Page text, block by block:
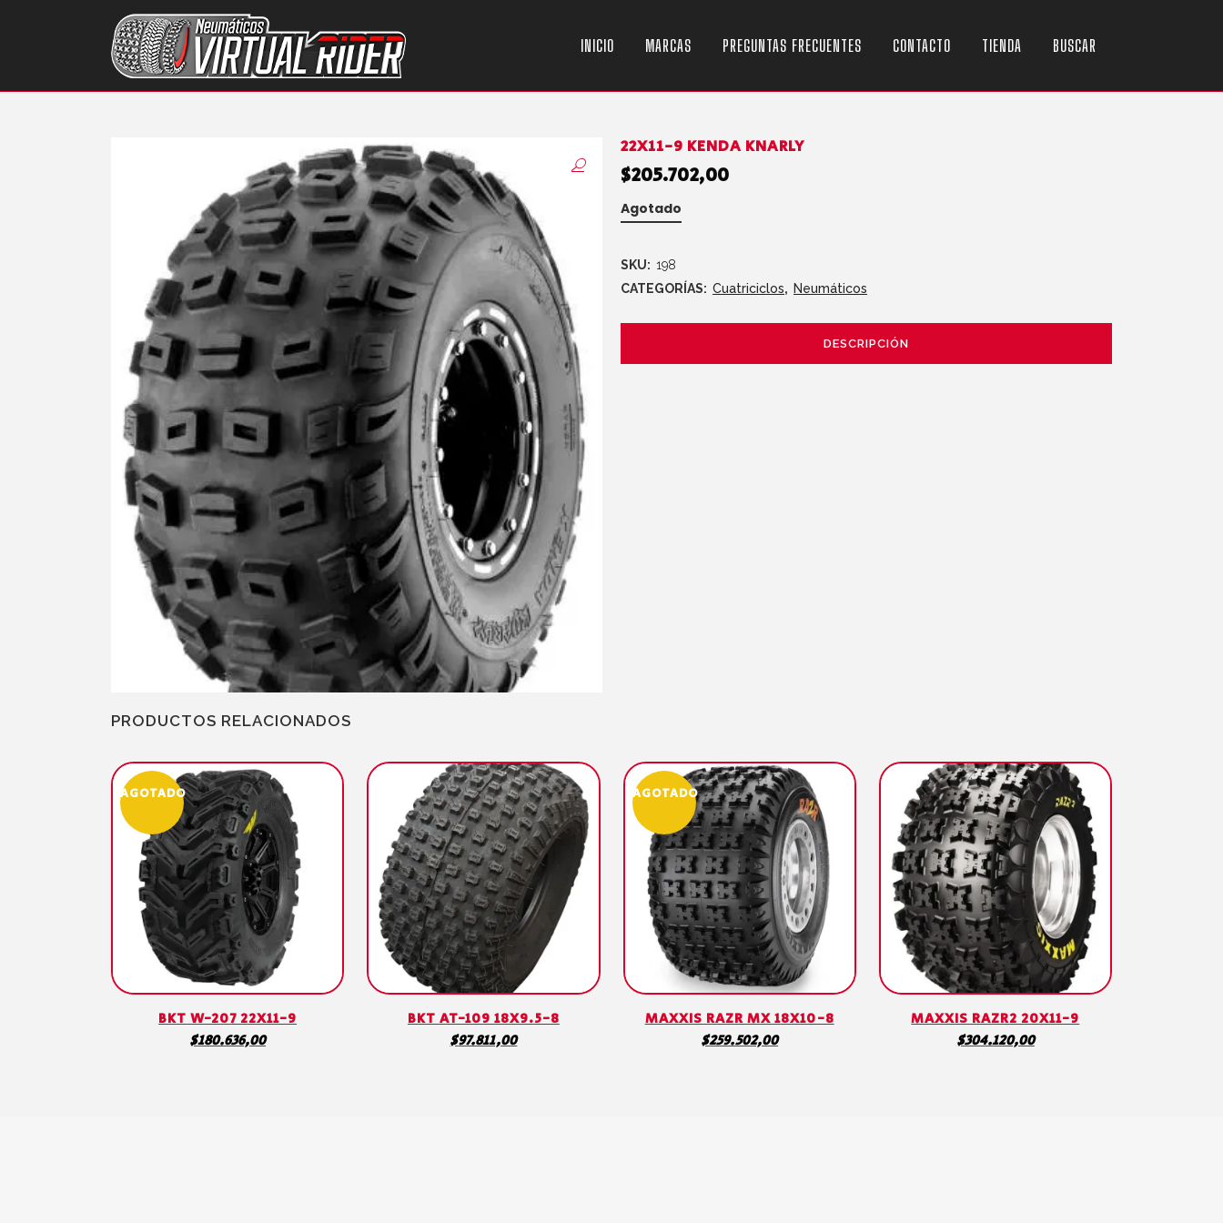
INICIO MARCAS PREGUNTAS FRECUENTES CONTACTO TIENDA BUSCAR
22X11-9 KENDA KNARLY
$205.702,00
Agotado
SKU: 198
CATEGORÍAS: Cuatriciclos, Neumáticos
DESCRIPCIÓN
PRODUCTOS RELACIONADOS
AGOTADO
BKT W-207 22X11-9
$180.636,00
BKT AT-109 18X9.5-8
$97.811,00
AGOTADO
MAXXIS RAZR MX 18X10-8
$259.502,00
MAXXIS RAZR2 20X11-9
$304.120,00